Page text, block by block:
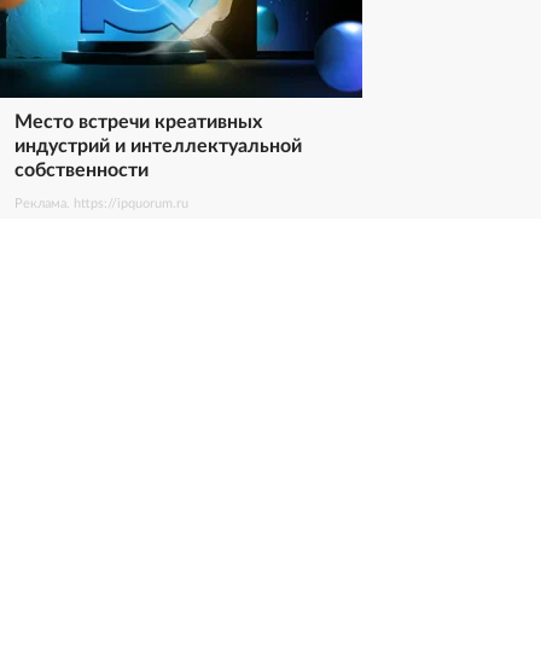
Место встречи креативных
индустрий и интеллектуальной
собственности
Реклама. https://ipquorum.ru